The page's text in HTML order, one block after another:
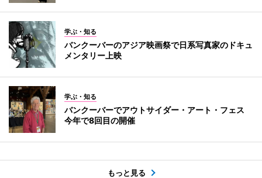
学ぶ・知る
バンクーバーのアジア映画祭で日系写真家のドキュ
メンタリー上映
学ぶ・知る
バンクーバーでアウトサイダー・アート・フェス
今年で8回目の開催
もっと見る